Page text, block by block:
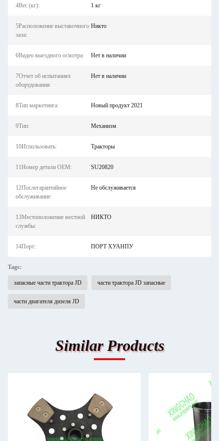
4Вес (кг): 1 кг
5Расположение выставочного
зала:
Никто
6Видео выездного осмотра: Нет в наличии
7Отчет об испытаниях
оборудования:
Нет в наличии
8Тип маркетинга: Новый продукт 2021
9Тип: Механизм
10Использовать: Тракторы
11Номер детали OEM: SU20820
12Послегарантийное
обслуживание:
Не обслуживается
13Местоположение местной
службы:
НИКТО
14Порт: ПОРТ ХУАНПУ
Tags:
запасные части трактора JD части трактора JD запасные
части двигателя дизеля JD
Similar Products